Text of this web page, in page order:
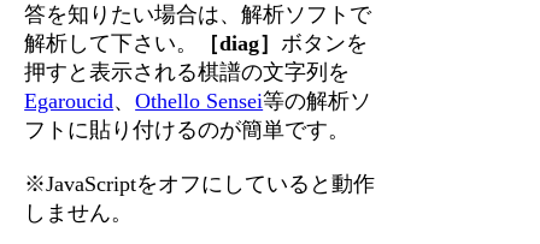
答を知りたい場合は、解析ソフトで
解析して下さい。
［diag］ ボタンを
押すと表示される棋譜の文字列を
Egaroucid、Othello Sensei等の解析ソ
フトに貼り付けるのが簡単です。
※JavaScriptをオフにしていると動作
しません。